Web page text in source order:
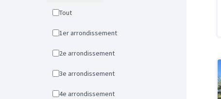
Tout
1er arrondissement
2e arrondissement
3e arrondissement
4e arrondissement